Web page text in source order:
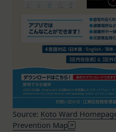
Source: Koto Ward
Prevention Map
バに、当社サイト内にお
クセスしたURL、コンテ
齢や性別、職業、居住地
できない属性情報(それら
個人が特定できないもの)
す。
お客様がご自身に関する
合は、ブラウザや携帯端
の受け取りを拒否するこ
キーの受け取りを拒否さ
当社は、本規約を変更す
会員の明示の承諾を得る
ることができるものとし
前項による本規約の変更
生日を定め、かつ、本規
の本規約の内容並びにそ
し、本規約変更の効力発
る方法により通知するも
の修正等、会員に不利益
な変更の場合には、当該